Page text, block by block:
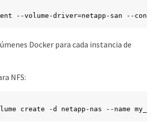
--volume-driver=netapp-san --
Docker para cada instancia de
NFS:
create -d netapp-nas --name